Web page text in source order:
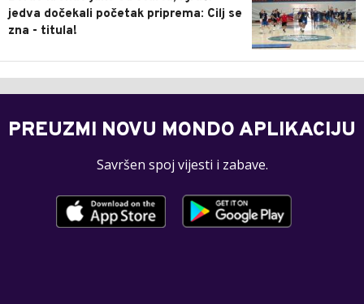
jedva dočekali početak priprema: Cilj se
zna - titula!
PREUZMI NOVU MONDO APLIKACIJU
Savršen spoj vijesti i zabave.